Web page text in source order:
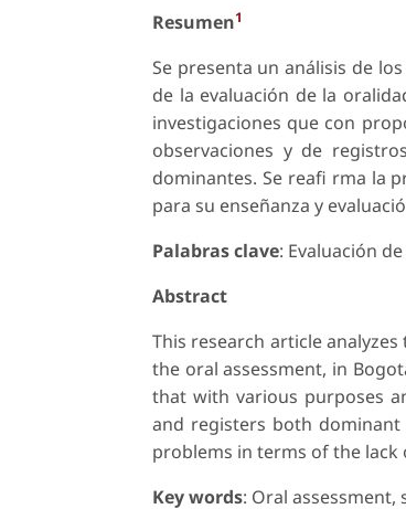
Resumen1
Se presenta un análisis de
de la evaluación de la
investigaciones que con
observaciones y de
dominantes. Se reafi rma la
para su enseñanza y
Palabras clave: Evaluación
Abstract
This research article
the oral assessment, in
that with various purposes
and registers both
problems in terms of the
Key words: Oral assessment,